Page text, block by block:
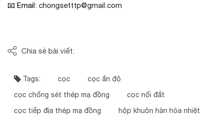
📧 Email: chongsetttp@gmail.com
Chia sẻ bài viết:
Tags: cọc
cọc ấn độ
cọc chống sét thép mạ đồng
cọc nối đất
cọc tiếp địa thép mạ đồng
hộp khuôn hàn hóa nhiệt